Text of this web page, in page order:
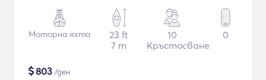
Моторна яхта
23 ft
7 m
10
Кръстосване
0
$803 /ден